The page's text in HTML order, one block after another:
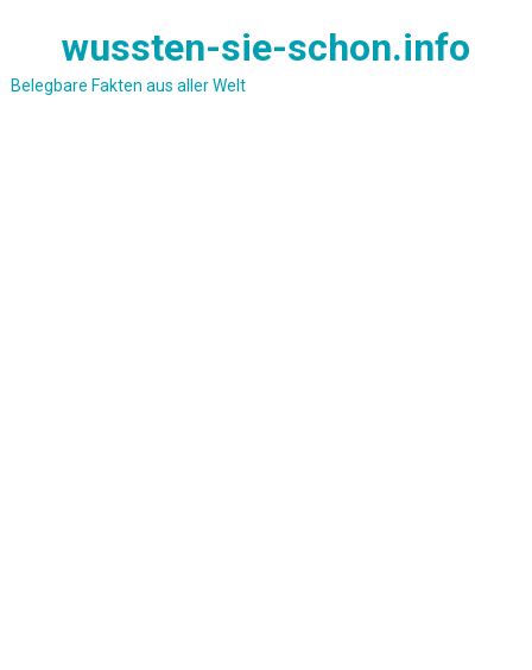
wussten-sie-schon.info
Belegbare Fakten aus aller Welt